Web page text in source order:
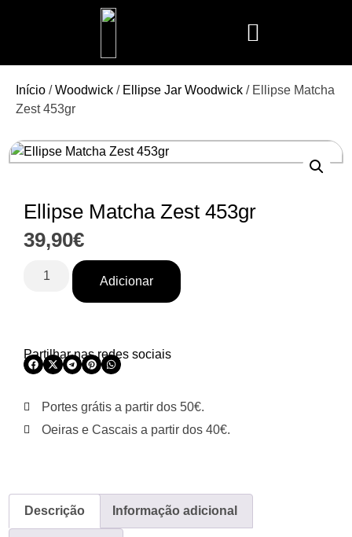
Início /Woodwick / Ellipse Jar Woodwick / Ellipse Matcha
Zest 453gr
Ellipse Matcha Zest 453gr
39,90€
Adicionar
Partilhar nas redes sociais
Portes grátis a partir dos 50€.
Oeiras e Cascais a partir dos 40€.
Descrição Informação adicional